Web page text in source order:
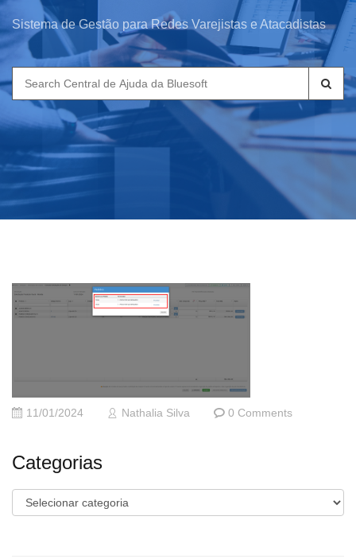
Sistema de Gestão para Redes Varejistas e Atacadistas
Search
for:
11/01/2024 Nathalia Silva 0 Comments
Categorias
Categorias